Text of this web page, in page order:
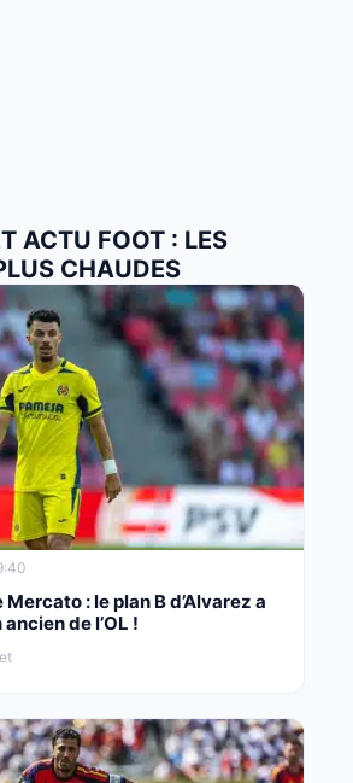
ACTU FOOT : LES
CHAUDES
Mercato : le plan B d’Alvarez a
de l’OL !